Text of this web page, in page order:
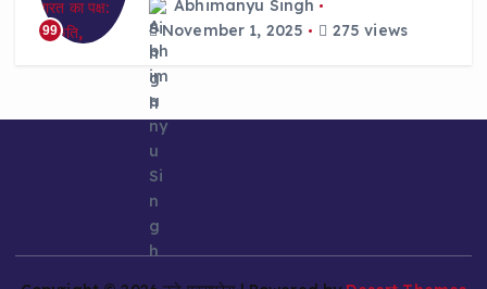
99
Abhimanyu Singh
November 1, 2025
275 views